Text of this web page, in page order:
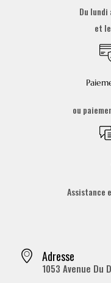
Du lundi
et
ou
Assistance
Adresse
1053 Avenue Du